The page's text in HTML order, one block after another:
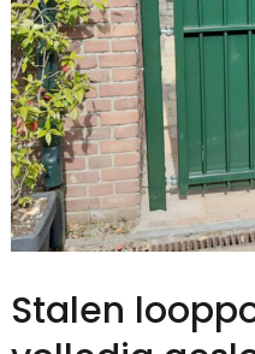
Stalen